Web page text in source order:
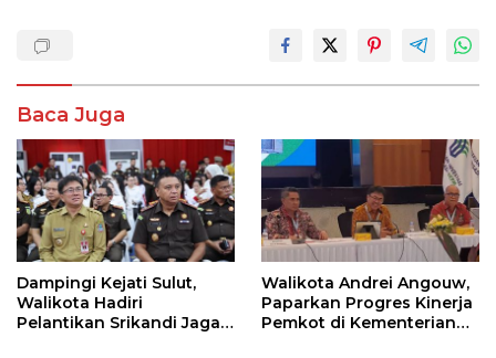
Baca Juga
Dampingi Kejati Sulut,
Walikota Hadiri
Pelantikan Srikandi Jaga
Walikota Andrei Angouw,
Paparkan Progres Kinerja
Pemkot di Kementerian